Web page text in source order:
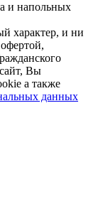
и напольных
характер, и ни
Вы
а также
данных